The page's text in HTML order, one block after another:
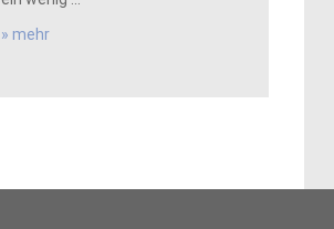
» mehr